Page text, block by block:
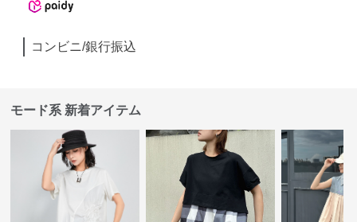
コンビニ/銀行振込
モード系 新着アイテム